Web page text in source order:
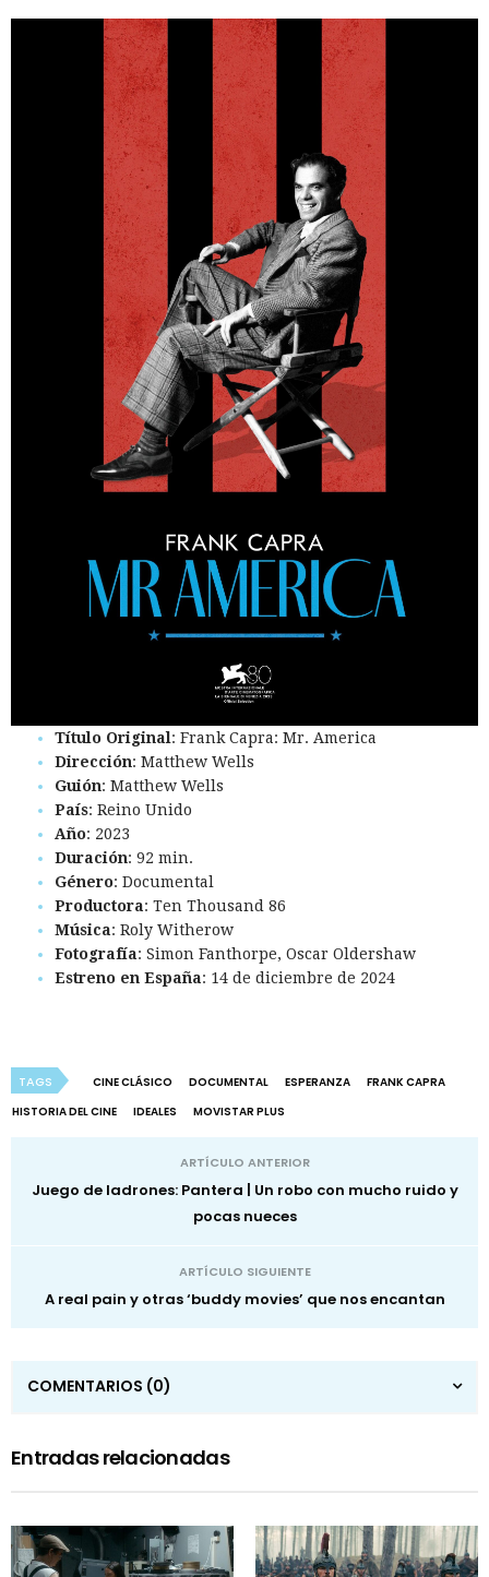
Título Original: Frank Capra: Mr. America
Dirección: Matthew Wells
Guión: Matthew Wells
País: Reino Unido
Año: 2023
Duración: 92 min.
Género: Documental
Productora: Ten Thousand 86
Música: Roly Witherow
Fotografía: Simon Fanthorpe, Oscar Oldershaw
Estreno en España: 14 de diciembre de 2024
TAGS CINE CLÁSICO DOCUMENTAL ESPERANZA
FRANK CAPRA
HISTORIA DEL CINE
IDEALES MOVISTAR PLUS
ARTÍCULO ANTERIOR
Juego de ladrones: Pantera | Un robo con mucho ruido y
pocas nueces
ARTÍCULO SIGUIENTE
A real pain y otras ‘buddy movies’ que nos encantan
COMENTARIOS (0)
Entradas relacionadas